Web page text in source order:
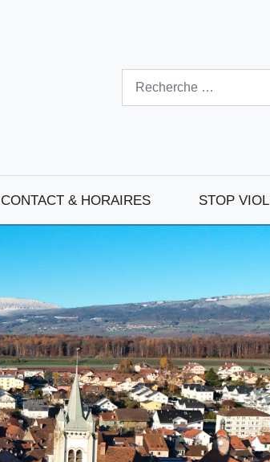
CONTACT & HORAIRES STOP